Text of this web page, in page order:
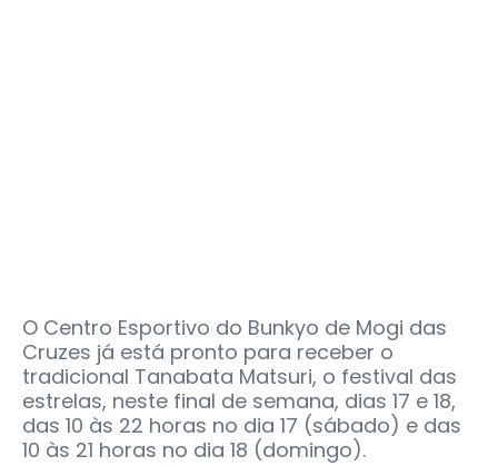
O Centro Esportivo do Bunkyo de Mogi das
Cruzes já está pronto para receber o
tradicional Tanabata Matsuri, o festival das
estrelas, neste final de semana, dias 17 e 18,
das 10 às 22 horas no dia 17 (sábado) e das
10 às 21 horas no dia 18 (domingo).